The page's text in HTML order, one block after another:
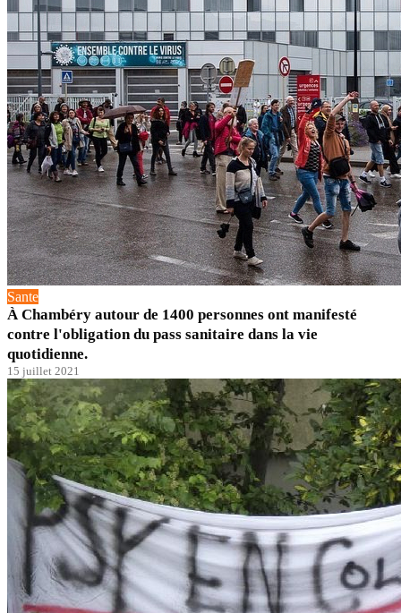
Sante
À Chambéry autour de 1400 personnes ont manifesté
contre l'obligation du pass sanitaire dans la vie
quotidienne.
15 juillet 2021